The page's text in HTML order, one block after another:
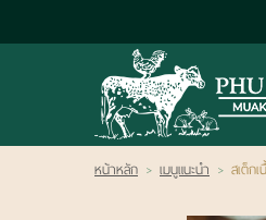
หน้าหลัก
หน้าหลัก > เมนูแนะนำ > สเต็ก